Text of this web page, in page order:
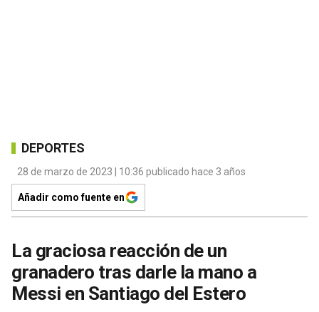
DEPORTES
28 de marzo de 2023 | 10:36 publicado hace 3 años
Añadir como fuente en
La graciosa reacción de un
granadero tras darle la mano a
Messi en Santiago del Estero